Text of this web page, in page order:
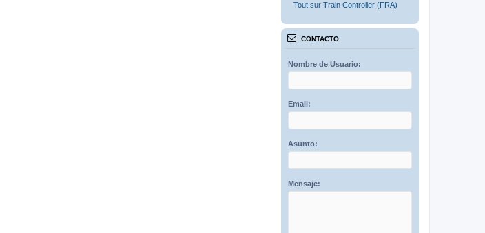
Tout sur Train Controller (FRA)
CONTACTO
Nombre de Usuario:
Email:
Asunto:
Mensaje: